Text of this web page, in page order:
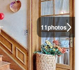
11photos